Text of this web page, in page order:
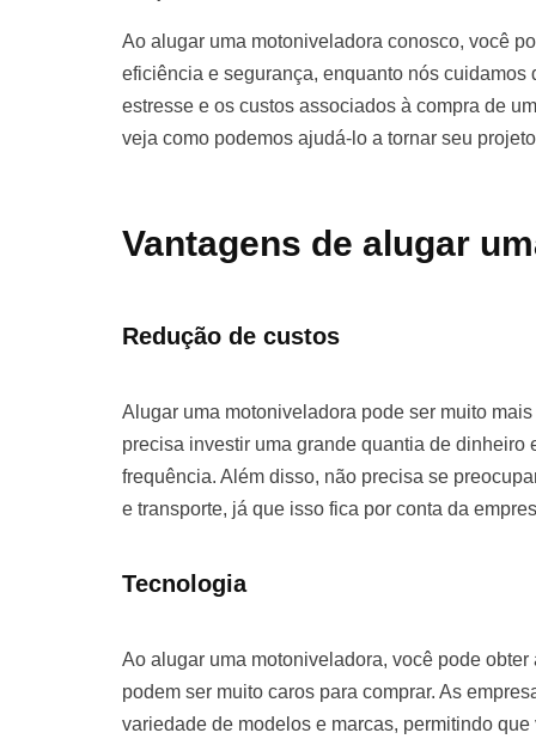
Ao alugar uma motoniveladora conosco, você
eficiência e segurança, enquanto nós
estresse e os custos associados à compra de
veja como podemos ajudá-lo a tornar seu
Vantagens de alugar
Redução de custos
Alugar uma motoniveladora pode ser muito
precisa investir uma grande quantia de
frequência. Além disso, não precisa se
e transporte, já que isso fica por conta da
Tecnologia
Ao alugar uma motoniveladora, você pode
podem ser muito caros para comprar. As
variedade de modelos e marcas, permitindo